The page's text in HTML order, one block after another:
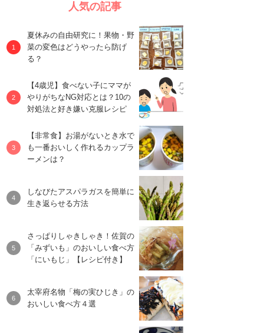
人気の記事
夏休みの自由研究に！果物・野
菜の変色はどうやったら防げ
る？
【4歳児】食べない子にママが
やりがちなNG対応とは？10の
対処法と好き嫌い克服レシピ
【非常食】お湯がないとき水で
も一番おいしく作れるカップラ
ーメンは？
しなびたアスパラガスを簡単に
生き返らせる方法
さっぱりしゃきしゃき！佐賀の
「みずいも」のおいしい食べ方
「にいもじ」【レシピ付き】
太宰府名物「梅の実ひじき」の
おいしい食べ方４選